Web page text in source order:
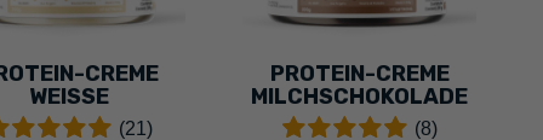
CREME
WEISSE S
(21)
PROTEIN-CREME
MILCHSCHOKOLADE
(8)